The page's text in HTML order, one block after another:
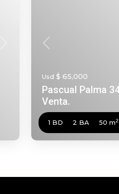
Anterior
Usd $ 65,000
Pascual Palma
Venta.
1 BD 2 BA 50 m2